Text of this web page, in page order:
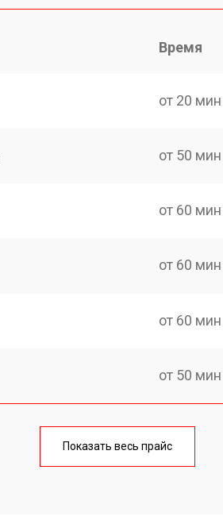
Время
от 20 мин
от 50 мин
от 60 мин
от 60 мин
от 60 мин
от 50 мин
от 60 мин
Показать весь прайс